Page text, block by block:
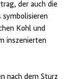
der auch die
Kohl und
inszenierten
nach dem Sturz